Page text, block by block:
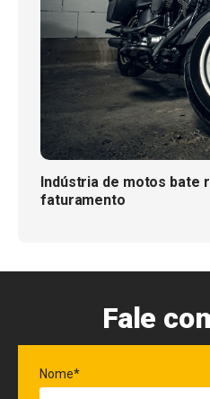
Indústria de motos bate
faturamento
Fale
Nome*